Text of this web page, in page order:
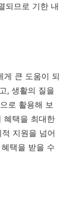
되므로 기한 내
게 큰 도움이 되
, 생활의 질을
로 활용해 보
혜택을 최대한
지원을 넘어
택을 받을 수